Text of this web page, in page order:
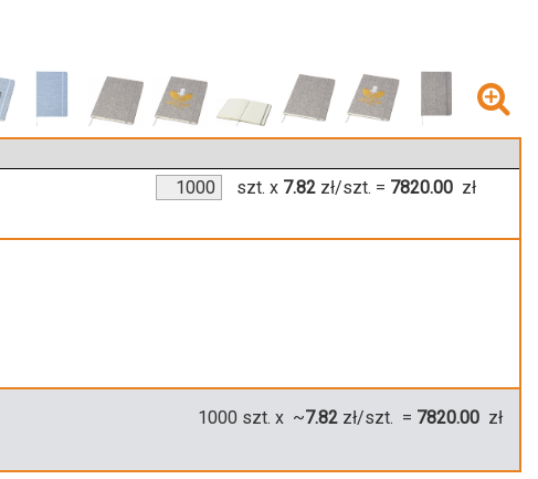
szt. x 7.82 zł/szt. = 7820.00 zł
1000 szt. x ~7.82 zł/szt. = 7820.00 zł